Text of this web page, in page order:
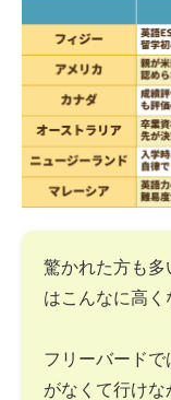
驚かれた方も多
はこんなに高く
フリーバード
がなくて行け